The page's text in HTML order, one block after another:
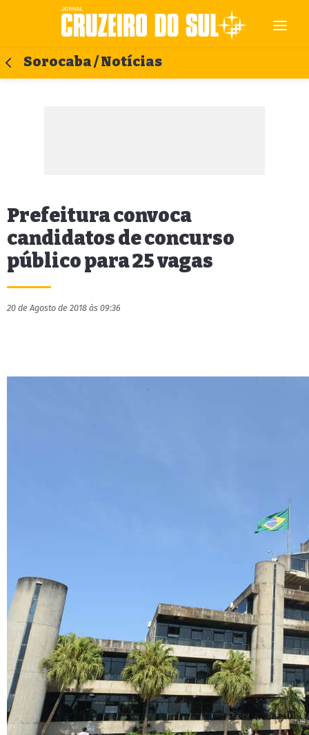
Sorocaba / Notícias
Prefeitura convoca
candidatos de concurso
público para 25 vagas
20 de Agosto de 2018 às 09:36